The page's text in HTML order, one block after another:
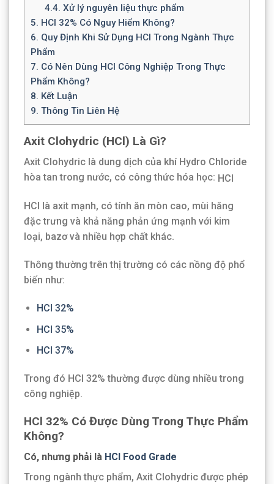
4.4. Xử lý nguyên liệu thực phẩm
5. HCl 32% Có Nguy Hiểm Không?
6. Quy Định Khi Sử Dụng HCl Trong Ngành Thực
Phẩm
7. Có Nên Dùng HCl Công Nghiệp Trong Thực
Phẩm Không?
8. Kết Luận
9. Thông Tin Liên Hệ
Axit Clohydric (HCl) Là Gì?
Axit Clohydric là dung dịch của khí Hydro Chloride
hòa tan trong nước, có công thức hóa học: HCl
HCl là axit mạnh, có tính ăn mòn cao, mùi hăng
đặc trưng và khả năng phản ứng mạnh với kim
loại, bazơ và nhiều hợp chất khác.
Thông thường trên thị trường có các nồng độ phổ
biến như:
HCl 32%
HCl 35%
HCl 37%
Trong đó HCl 32% thường được dùng nhiều trong
công nghiệp.
HCl 32% Có Được Dùng Trong Thực Phẩm
Không?
Có, nhưng phải là HCl Food Grade
Trong ngành thực phẩm, Axit Clohydric được phép